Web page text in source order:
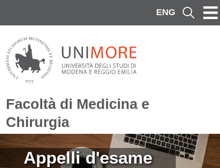
ENG Cerca
Facoltà di Medicina e
Chirurgia
Immagine
Appelli d'esame